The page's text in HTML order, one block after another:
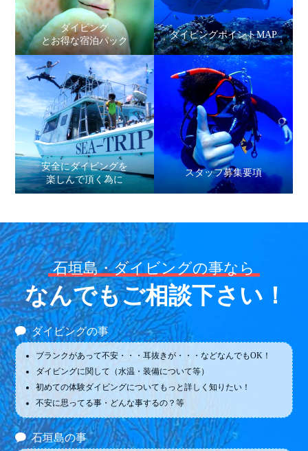
ダイビング
とお得な宿泊パック
ダイビングポイントMAP
安全にダイビングを
楽しんで頂く為に
スタッフ募集要項
石垣島・ダイビングの事なら
なんでもご相談下さい！
ダイビングの事
ブランクがあって不安・・・耳抜きが・・・などなんでもOK！
ダイビングに関して（水温・装備について等）
初めての体験ダイビングについてもっと詳しく知りたい！
不安に思ってる事・どんな事するの？等
石垣島の事